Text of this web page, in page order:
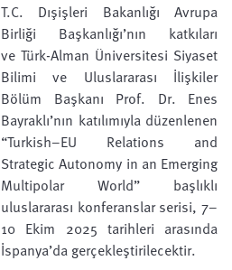
T.C. Dışişleri Bakanlığı Avrupa
Birliği Başkanlığı’nın katkıları
ve Türk-Alman Üniversitesi Siyaset
Bilimi ve Uluslararası İlişkiler
Bölüm Başkanı Prof. Dr. Enes
Bayraklı’nın katılımıyla düzenlenen
“Turkish–EU Relations and
Strategic Autonomy in an Emerging
Multipolar World” başlıklı
uluslararası konferanslar serisi, 7–
10 Ekim 2025 tarihleri arasında
İspanya’da gerçekleştirilecektir.